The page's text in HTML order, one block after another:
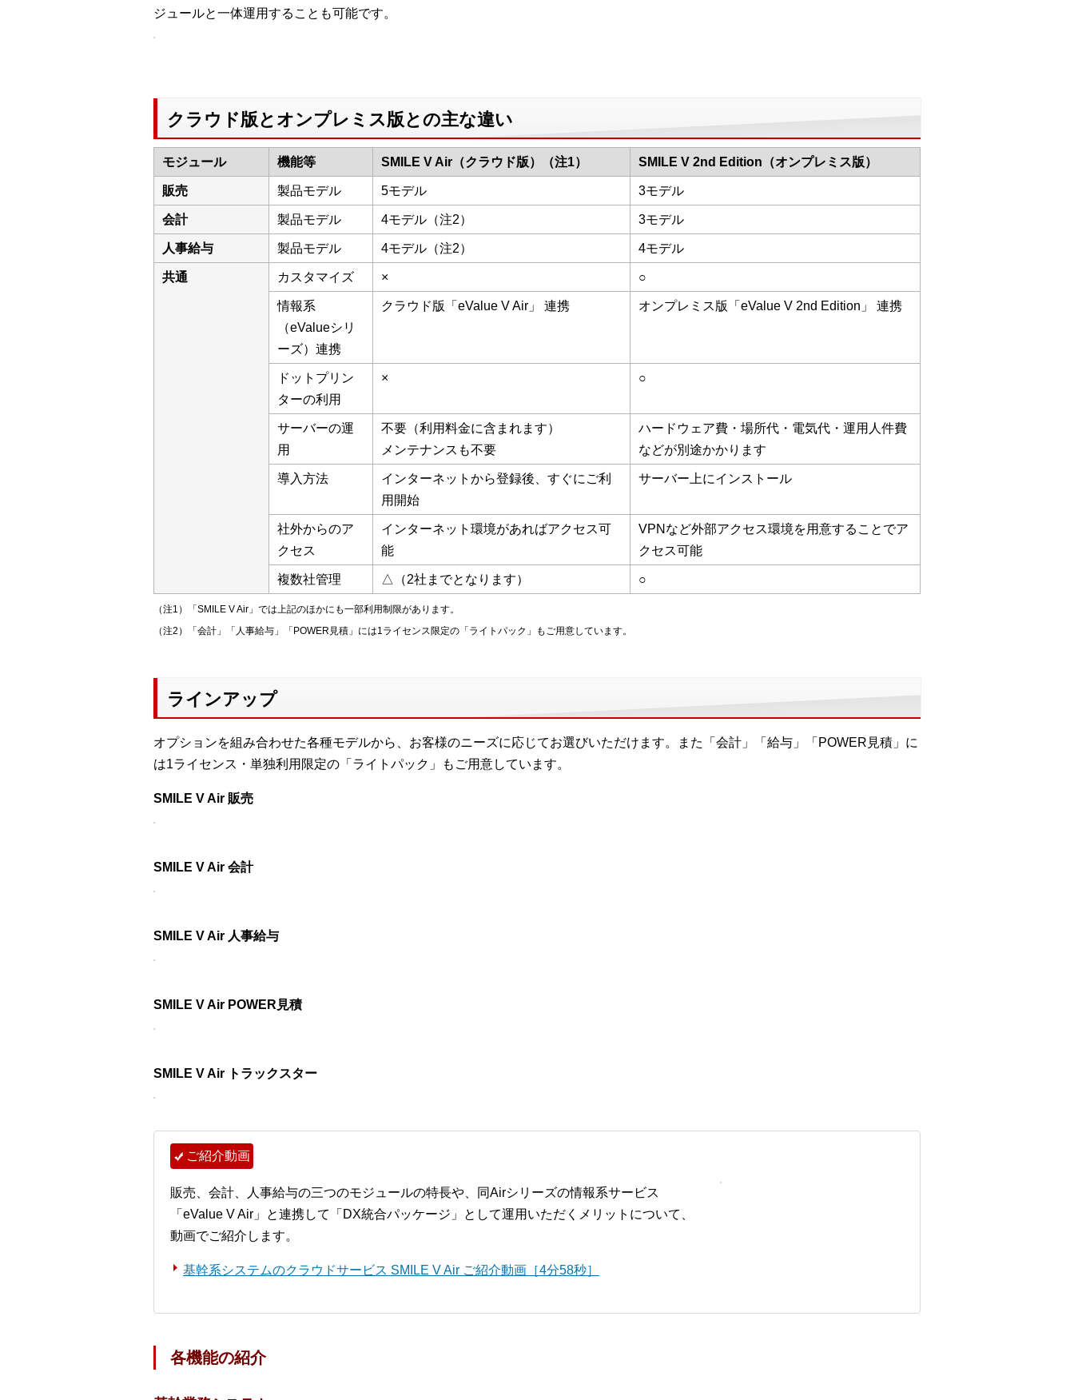
ジュールと一体運用することも可能です。
クラウド版とオンプレミス版との主な違い
モジュール 機能等 SMILE V Air（クラウド版）（注1） SMILE V 2nd Edition（オンプレミス版）
販売 製品モデル 5モデル 3モデル
会計 製品モデル 4モデル（注2） 3モデル
人事給与 製品モデル 4モデル（注2） 4モデル
共通 カスタマイズ × ○
情報系
（eValueシリ
ーズ）連携
クラウド版「eValue V Air」 連携 オンプレミス版「eValue V 2nd Edition」 連携
ドットプリン
ターの利用
× ○
サーバーの運
用
不要（利用料金に含まれます）
メンテナンスも不要
ハードウェア費・場所代・電気代・運用人件費
などが別途かかります
導入方法
インターネットから登録後、すぐにご利
用開始
サーバー上にインストール
社外からのア
クセス
インターネット環境があればアクセス可
能
VPNなど外部アクセス環境を用意することでア
クセス可能
複数社管理 △（2社までとなります） ○
（注1）「SMILE V Air」では上記のほかにも一部利用制限があります。
（注2）「会計」「人事給与」「POWER見積」には1ライセンス限定の「ライトパック」もご用意しています。
ラインアップ
オプションを組み合わせた各種モデルから、お客様のニーズに応じてお選びいただけます。また「会計」「給与」「POWER見積」に
は1ライセンス・単独利用限定の「ライトパック」もご用意しています。
SMILE V Air 販売
SMILE V Air 会計
SMILE V Air 人事給与
SMILE V Air POWER見積
SMILE V Air トラックスター
ご紹介動画
販売、会計、人事給与の三つのモジュールの特長や、同Airシリーズの情報系サービス
「eValue V Air」と連携して「DX統合パッケージ」として運用いただくメリットについて、
動画でご紹介します。
基幹系システムのクラウドサービス SMILE V Air ご紹介動画［4分58秒］
各機能の紹介